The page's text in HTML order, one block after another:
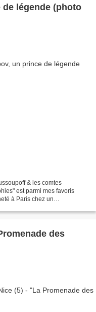
légende (photo
& les comtes
est parmi mes favoris
à Paris chez un
des